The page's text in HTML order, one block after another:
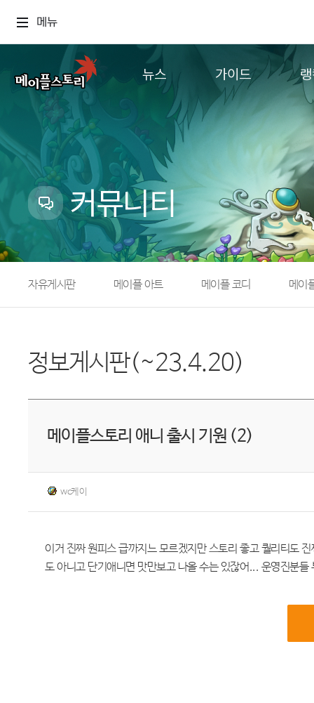
메뉴
뉴스
업데이트
이벤트
캐시샵 공지
메이플 알림판
with maple
가이드
추가정보
컨텐
커뮤니티
자유게시판 메이플 아트 메이플 코디 메이
정보게시판(~23.4.20)
메이플스토리 애니 출시 기원 (2)
wc케이
이거 진짜 원피스 급까지느 모르겠지만 스토리 좋고 퀄리티도
도 아니고 단기애니면 맛만보고 나올 수는 있잖어... 운영진분들